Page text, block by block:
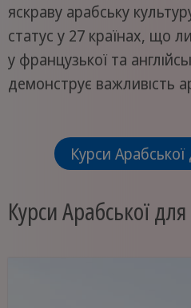
яскраву арабську
статус у 27 країнах, що
у французької та
демонструє важливість
Курси
Курси Арабської